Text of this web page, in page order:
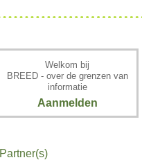
Welkom bij
BREED - over de grenzen van
informatie
Aanmelden
Partner(s)